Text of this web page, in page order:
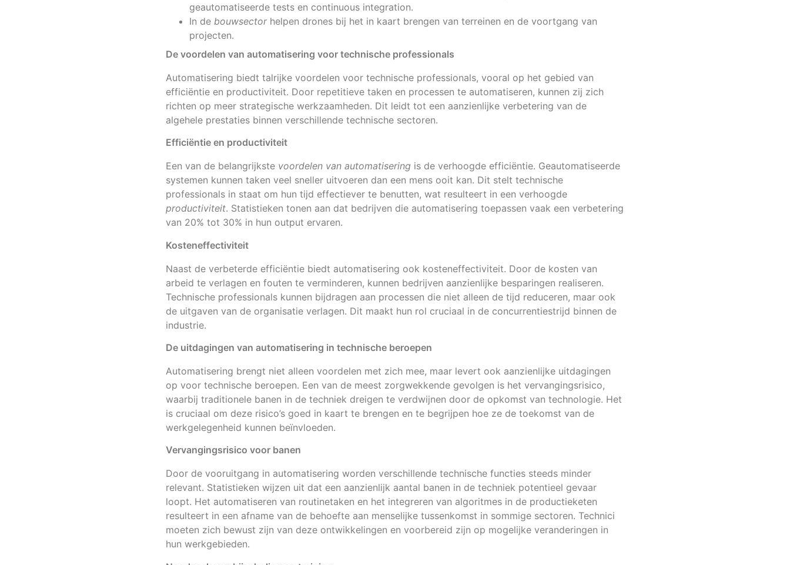
geautomatiseerde tests en continuous integration.
In de bouwsectorhelpen drones bij het in kaart brengen van terreinen en de voortgang van
projecten.
De voordelen van automatisering voor technische professionals
Automatisering biedt talrijke voordelen voor technische professionals, vooral op het gebied van
efficiëntie en productiviteit. Door repetitieve taken en processen te automatiseren, kunnen zij zich
richten op meer strategische werkzaamheden. Dit leidt tot een aanzienlijke verbetering van de
algehele prestaties binnen verschillende technische sectoren.
Efficiëntie en productiviteit
Een van de belangrijkste voordelen van automatisering is de verhoogde efficiëntie. Geautomatiseerde
systemen kunnen taken veel sneller uitvoeren dan een mens ooit kan. Dit stelt technische
professionals in staat om hun tijd effectiever te benutten, wat resulteert in een verhoogde
productiviteit. Statistieken tonen aan dat bedrijven die automatisering toepassen vaak een verbetering
van 20% tot 30% in hun output ervaren.
Kosteneffectiviteit
Naast de verbeterde efficiëntie biedt automatisering ook kosteneffectiviteit. Door de kosten van
arbeid te verlagen en fouten te verminderen, kunnen bedrijven aanzienlijke besparingen realiseren.
Technische professionals kunnen bijdragen aan processen die niet alleen de tijd reduceren, maar ook
de uitgaven van de organisatie verlagen. Dit maakt hun rol cruciaal in de concurrentiestrijd binnen de
industrie.
De uitdagingen van automatisering in technische beroepen
Automatisering brengt niet alleen voordelen met zich mee, maar levert ook aanzienlijke uitdagingen
op voor technische beroepen. Een van de meest zorgwekkende gevolgen is het vervangingsrisico,
waarbij traditionele banen in de techniek dreigen te verdwijnen door de opkomst van technologie. Het
is cruciaal om deze risico’s goed in kaart te brengen en te begrijpen hoe ze de toekomst van de
werkgelegenheid kunnen beïnvloeden.
Vervangingsrisico voor banen
Door de vooruitgang in automatisering worden verschillende technische functies steeds minder
relevant. Statistieken wijzen uit dat een aanzienlijk aantal banen in de techniek potentieel gevaar
loopt. Het automatiseren van routinetaken en het integreren van algoritmes in de productieketen
resulteert in een afname van de behoefte aan menselijke tussenkomst in sommige sectoren. Technici
moeten zich bewust zijn van deze ontwikkelingen en voorbereid zijn op mogelijke veranderingen in
hun werkgebieden.